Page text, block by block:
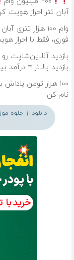
آبان تتر احراز هویت
وام ۱۰۰ هزار تتری
فوری، فقط با احراز
بازدید آنلاین‌شاپت
بازدید بالاتر = درآمد
۱۰۰ هزار تومن
نام کن
دانلود از